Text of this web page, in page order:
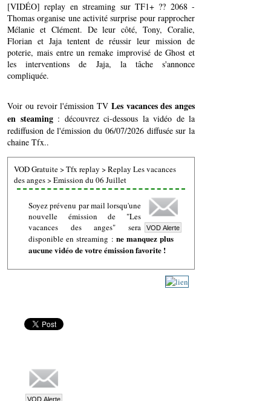
[VIDÉO] replay en streaming sur TF1+ ?? 2068 -
Thomas organise une activité surprise pour rapprocher
Mélanie et Clément. De leur côté, Tony, Coralie,
Florian et Jaja tentent de réussir leur mission de
poterie, mais entre un remake improvisé de Ghost et
les interventions de Jaja, la tâche s'annonce
compliquée.
Voir ou revoir l'émission TV Les vacances des anges
en steaming: découvrez ci-dessous la vidéo de la
rediffusion de l'émission du 06/07/2026 diffusée sur la
chaine Tfx..
VOD Gratuite>Tfx replay >Replay Les vacances
des anges>Emission du 06 Juillet
Soyez prévenu par mail lorsqu'une
nouvelle émission de "Les
vacances des anges" sera
disponible en streaming : ne manquez plus
aucune vidéo de votre émission favorite !